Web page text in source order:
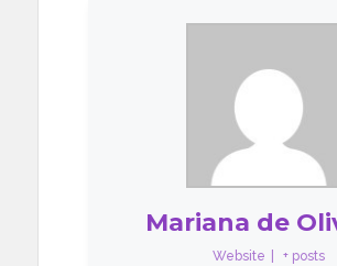
Mariana de
Website + posts